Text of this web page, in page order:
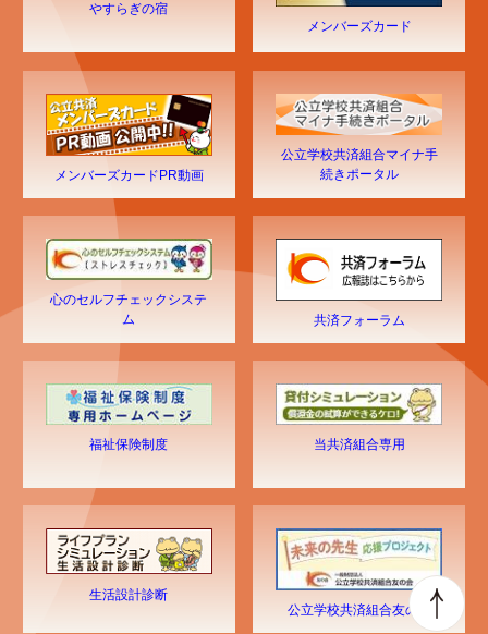
やすらぎの宿
メンバーズカード
メンバーズカードPR動画
公立学校共済組合マイナ手
続きポータル
心のセルフチェックシステ
ム
共済フォーラム
福祉保険制度 当共済組合専用
生活設計診断
公立学校共済組合友の会